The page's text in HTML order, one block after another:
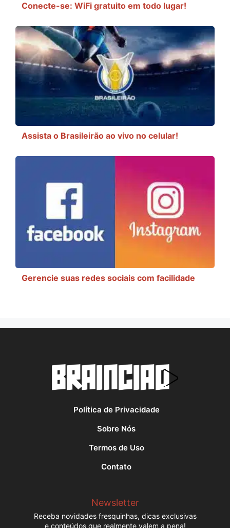
Conecte-se: WiFi gratuito em todo lugar!
Assista o Brasileirão ao vivo no celular!
Gerencie suas redes sociais com facilidade
Política de Privacidade
Sobre Nós
Termos de Uso
Contato
Newsletter
Receba novidades fresquinhas, dicas exclusivas
e conteúdos que realmente valem a pena!